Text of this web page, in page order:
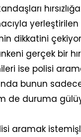
dikkatini
gerçek bir
ise polisi
bunun
de duruma
aramak